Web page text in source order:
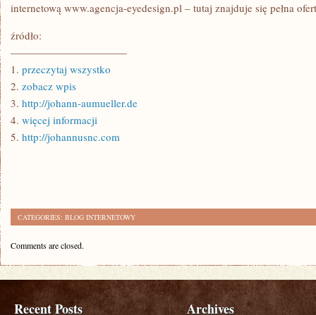
internetową www.agencja-eyedesign.pl – tutaj znajduje się pełna
źródło:
———————————
1. przeczytaj wszystko
2. zobacz wpis
3. http://johann-aumueller.de
4. więcej informacji
5. http://johannusnc.com
CATEGORIES: BLOG INTERNETOWY
Comments are closed.
Recent Posts Archives